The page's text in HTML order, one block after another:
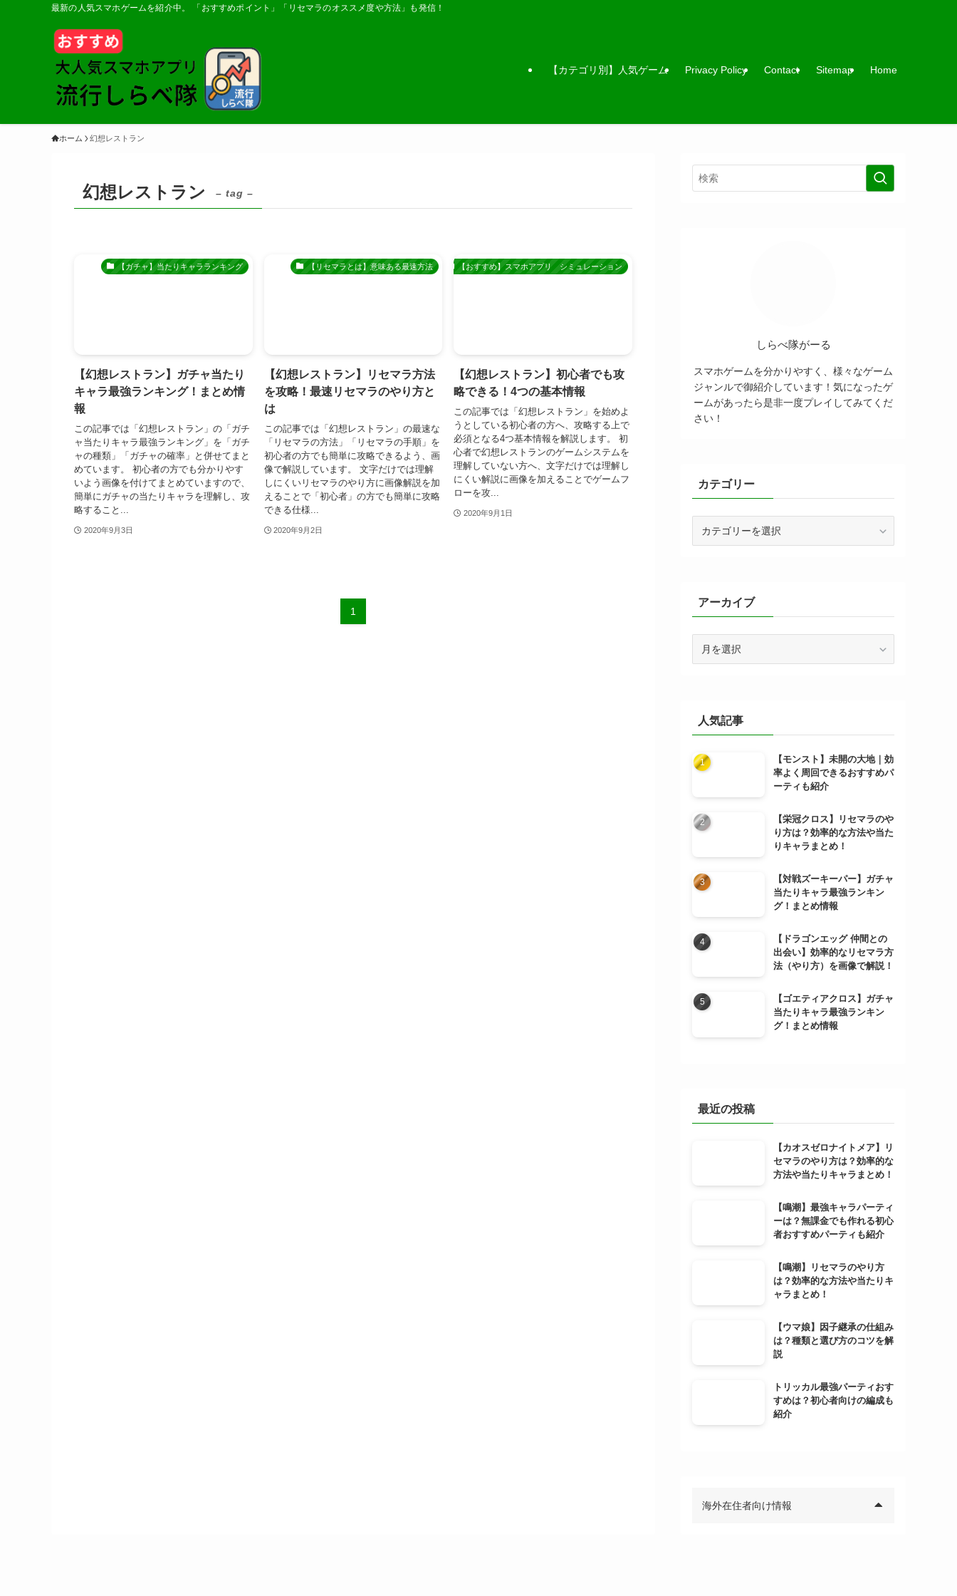
最新の人気スマホゲームを紹介中。 「おすすめポイント」「リセマラのオススメ度や方法」も発信！
【カテゴリ別】人気ゲーム Privacy Policy Contact Sitemap Home
ホーム 幻想レストラン
幻想レストラン – tag –
【ガチャ】当たりキャラランキング
【幻想レストラン】ガチャ当たり
キャラ最強ランキング！まとめ情
報
この記事では「幻想レストラン」の「ガチ
ャ当たりキャラ最強ランキング」を「ガチ
ャの種類」「ガチャの確率」と併せてまと
めています。 初心者の方でも分かりやす
いよう画像を付けてまとめていますので、
簡単にガチャの当たりキャラを理解し、攻
略すること...
2020年9月3日
【リセマラとは】意味ある最速方法
【幻想レストラン】リセマラ方法
を攻略！最速リセマラのやり方と
は
この記事では「幻想レストラン」の最速な
「リセマラの方法」「リセマラの手順」を
初心者の方でも簡単に攻略できるよう、画
像で解説しています。 文字だけでは理解
しにくいリセマラのやり方に画像解説を加
えることで「初心者」の方でも簡単に攻略
できる仕様...
2020年9月2日
【おすすめ】スマホアプリ シミュレーション
【幻想レストラン】初心者でも攻
略できる！4つの基本情報
この記事では「幻想レストラン」を始めよ
うとしている初心者の方へ、攻略する上で
必須となる4つ基本情報を解説します。 初
心者で幻想レストランのゲームシステムを
理解していない方へ、文字だけでは理解し
にくい解説に画像を加えることでゲームフ
ローを攻...
2020年9月1日
1
しらべ隊がーる
スマホゲームを分かりやすく、様々なゲーム
ジャンルで御紹介しています！気になったゲ
ームがあったら是非一度プレイしてみてくだ
さい！
カテゴリー
アーカイブ
人気記事
【モンスト】未開の大地｜効
率よく周回できるおすすめパ
ーティも紹介
【栄冠クロス】リセマラのや
り方は？効率的な方法や当た
りキャラまとめ！
【対戦ズーキーパー】ガチャ
当たりキャラ最強ランキン
グ！まとめ情報
【ドラゴンエッグ 仲間との
出会い】効率的なリセマラ方
法（やり方）を画像で解説！
【ゴエティアクロス】ガチャ
当たりキャラ最強ランキン
グ！まとめ情報
最近の投稿
【カオスゼロナイトメア】リ
セマラのやり方は？効率的な
方法や当たりキャラまとめ！
【鳴潮】最強キャラパーティ
ーは？無課金でも作れる初心
者おすすめパーティも紹介
【鳴潮】リセマラのやり方
は？効率的な方法や当たりキ
ャラまとめ！
【ウマ娘】因子継承の仕組み
は？種類と選び方のコツを解
説
トリッカル最強パーティおす
すめは？初心者向けの編成も
紹介
海外在住者向け情報